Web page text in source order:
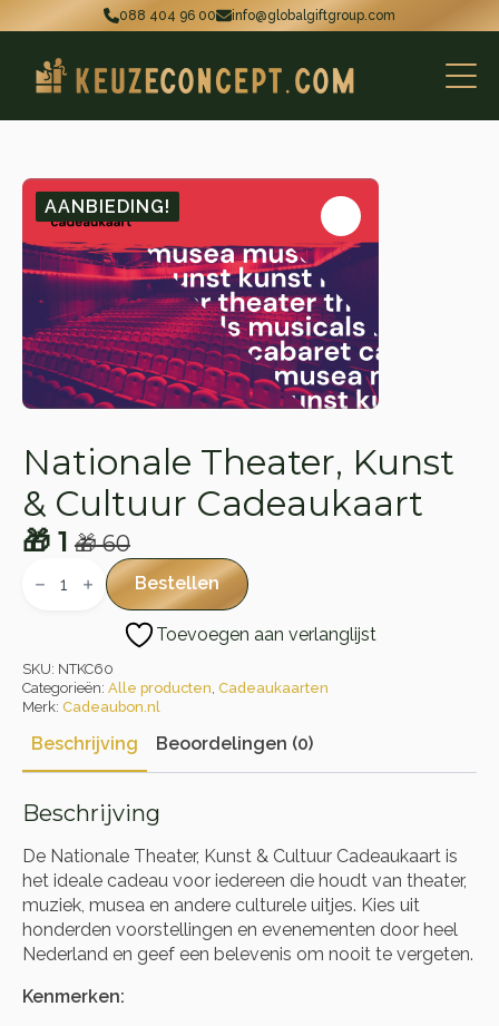
088 404 96 00 info@globalgiftgroup.com
AANBIEDING!
Nationale Theater, Kunst
& Cultuur Cadeaukaart
🎁60
Oorspronkelijke
prijs
🎁 60.
🎁 1
Huidige
prijs
🎁 1.
Theater,
aantal
Bestellen
Toevoegen aan verlanglijst
SKU: NTKC60
Categorieën: Alle producten Cadeaukaarten
Merk: Cadeaubon.nl
Beschrijving Beoordelingen (0)
Beschrijving
De Nationale Theater, Kunst & Cultuur Cadeaukaart is
het ideale cadeau voor iedereen die houdt van theater,
muziek, musea en andere culturele uitjes. Kies uit
honderden voorstellingen en evenementen door heel
Nederland en geef een belevenis om nooit te vergeten.
Kenmerken: